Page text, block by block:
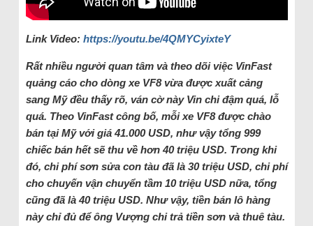
Link Video: https://youtu.be/4QMYCyixteY
Rất nhiều người quan tâm và theo dõi việc VinFast
quảng cáo cho dòng xe VF8 vừa được xuất cảng
sang Mỹ đều thấy rõ, ván cờ này Vin chi đậm quá, lỗ
quá. Theo VinFast công bố, mỗi xe VF8 được chào
bán tại Mỹ với giá 41.000 USD, như vậy tổng 999
chiếc bán hết sẽ thu về hơn 40 triệu USD. Trong khi
đó, chi phí sơn sửa con tàu đã là 30 triệu USD, chi phí
cho chuyến vận chuyển tầm 10 triệu USD nữa, tổng
cũng đã là 40 triệu USD. Như vậy, tiền bán lô hàng
này chỉ đủ để ông Vượng chi trả tiền sơn và thuê tàu.